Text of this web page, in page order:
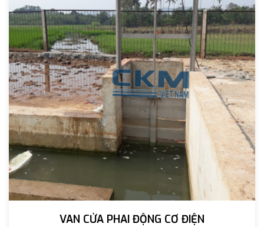
VAN CỬA PHAI ĐỘNG CƠ ĐIỆN